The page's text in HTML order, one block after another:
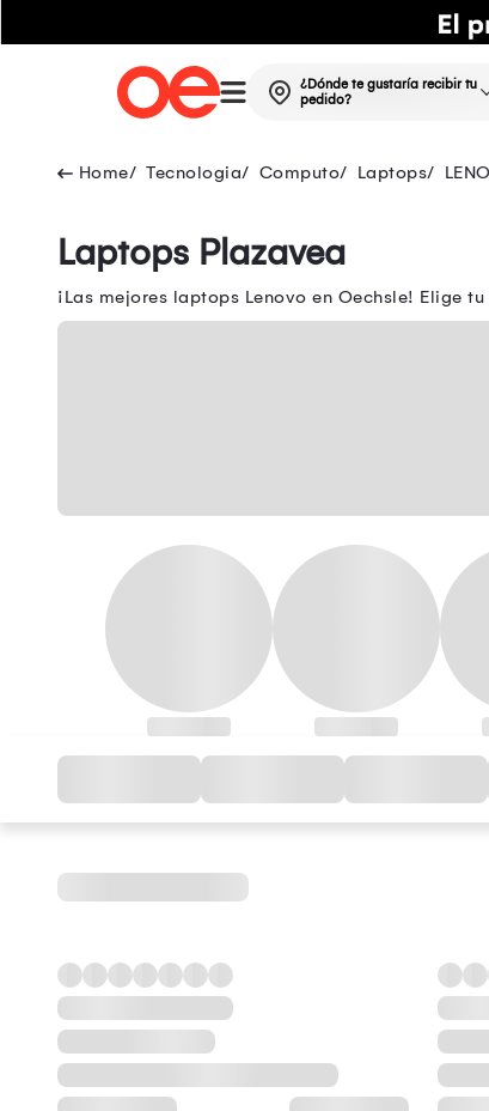
¿Dónde te gustaría recibir tu
pedido?
Tecnologia Computo Laptops
Laptops Plazavea
¡Las mejores laptops Lenovo en Oechsle! Elige